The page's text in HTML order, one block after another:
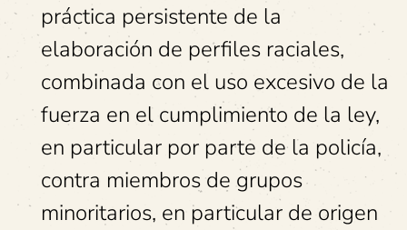
práctica persistente de la
elaboración de perfiles raciales,
combinada con el uso excesivo de la
fuerza en el cumplimiento de la ley,
en particular por parte de la policía,
contra miembros de grupos
minoritarios, en particular de origen